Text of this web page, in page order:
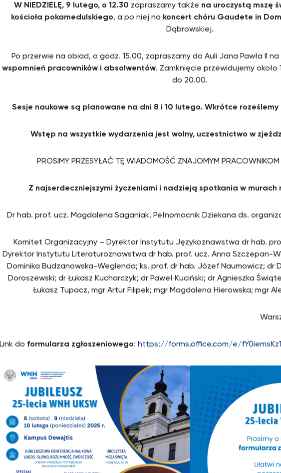
W NIEDZIELĘ, 9 lutego, o 12.30 zapraszamy także na uroczystą mszę
kościoła pokamedulskiego, a po niej na koncert chóru Gaudete in
Dąbrowskiej.
Po przerwie na obiad, o godz. 15.00, zapraszamy do Auli Jana Pawła II
wspomnień pracowników i absolwentów. Zamknięcie przewidujemy około
do 20.00.
Sesje naukowe są planowane na dni 8 i 10 lutego. Wkrótce roześlemy
Wstęp na wszystkie wydarzenia jest wolny, uczestnictwo w
PROSIMY PRZESYŁAĆ TĘ WIADOMOŚĆ ZNAJOMYM
Z najserdeczniejszymi życzeniami i nadzieją spotkania w murach
Dr hab. prof. ucz. Magdalena Saganiak, Pełnomocnik Dziekana ds.
Komitet Organizacyjny – Dyrektor Instytutu Językoznawstwa dr hab.
Dyrektor Instytutu Literaturoznawstwa dr hab. prof. ucz. Anna Szczepan-
Dominika Budzanowska-Weglenda; ks. prof. dr hab. Józef Naumowicz; dr
Doroszewski; dr Łukasz Kucharczyk; dr Paweł Kuciński; dr Agnieszka
Łukasz Tupacz, mgr Artur Filipek; mgr Magdalena Hierowska; mgr
Link do formularza zgłoszeniowego: https://forms.office.com/e/fY0iemsKz1